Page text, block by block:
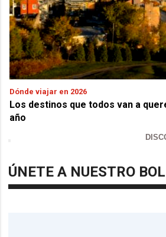
Dónde viajar en 2026
Los destinos que todos van a
año
ÚNETE A NUESTRO